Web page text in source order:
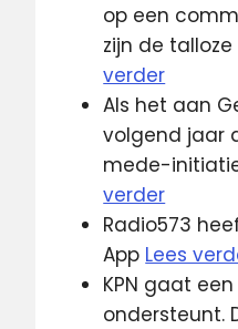
op een
zijn de
verder
Als het aan
volgend jaar
mede-
verder
Radio573
App Lees
KPN gaat
ondersteunt.